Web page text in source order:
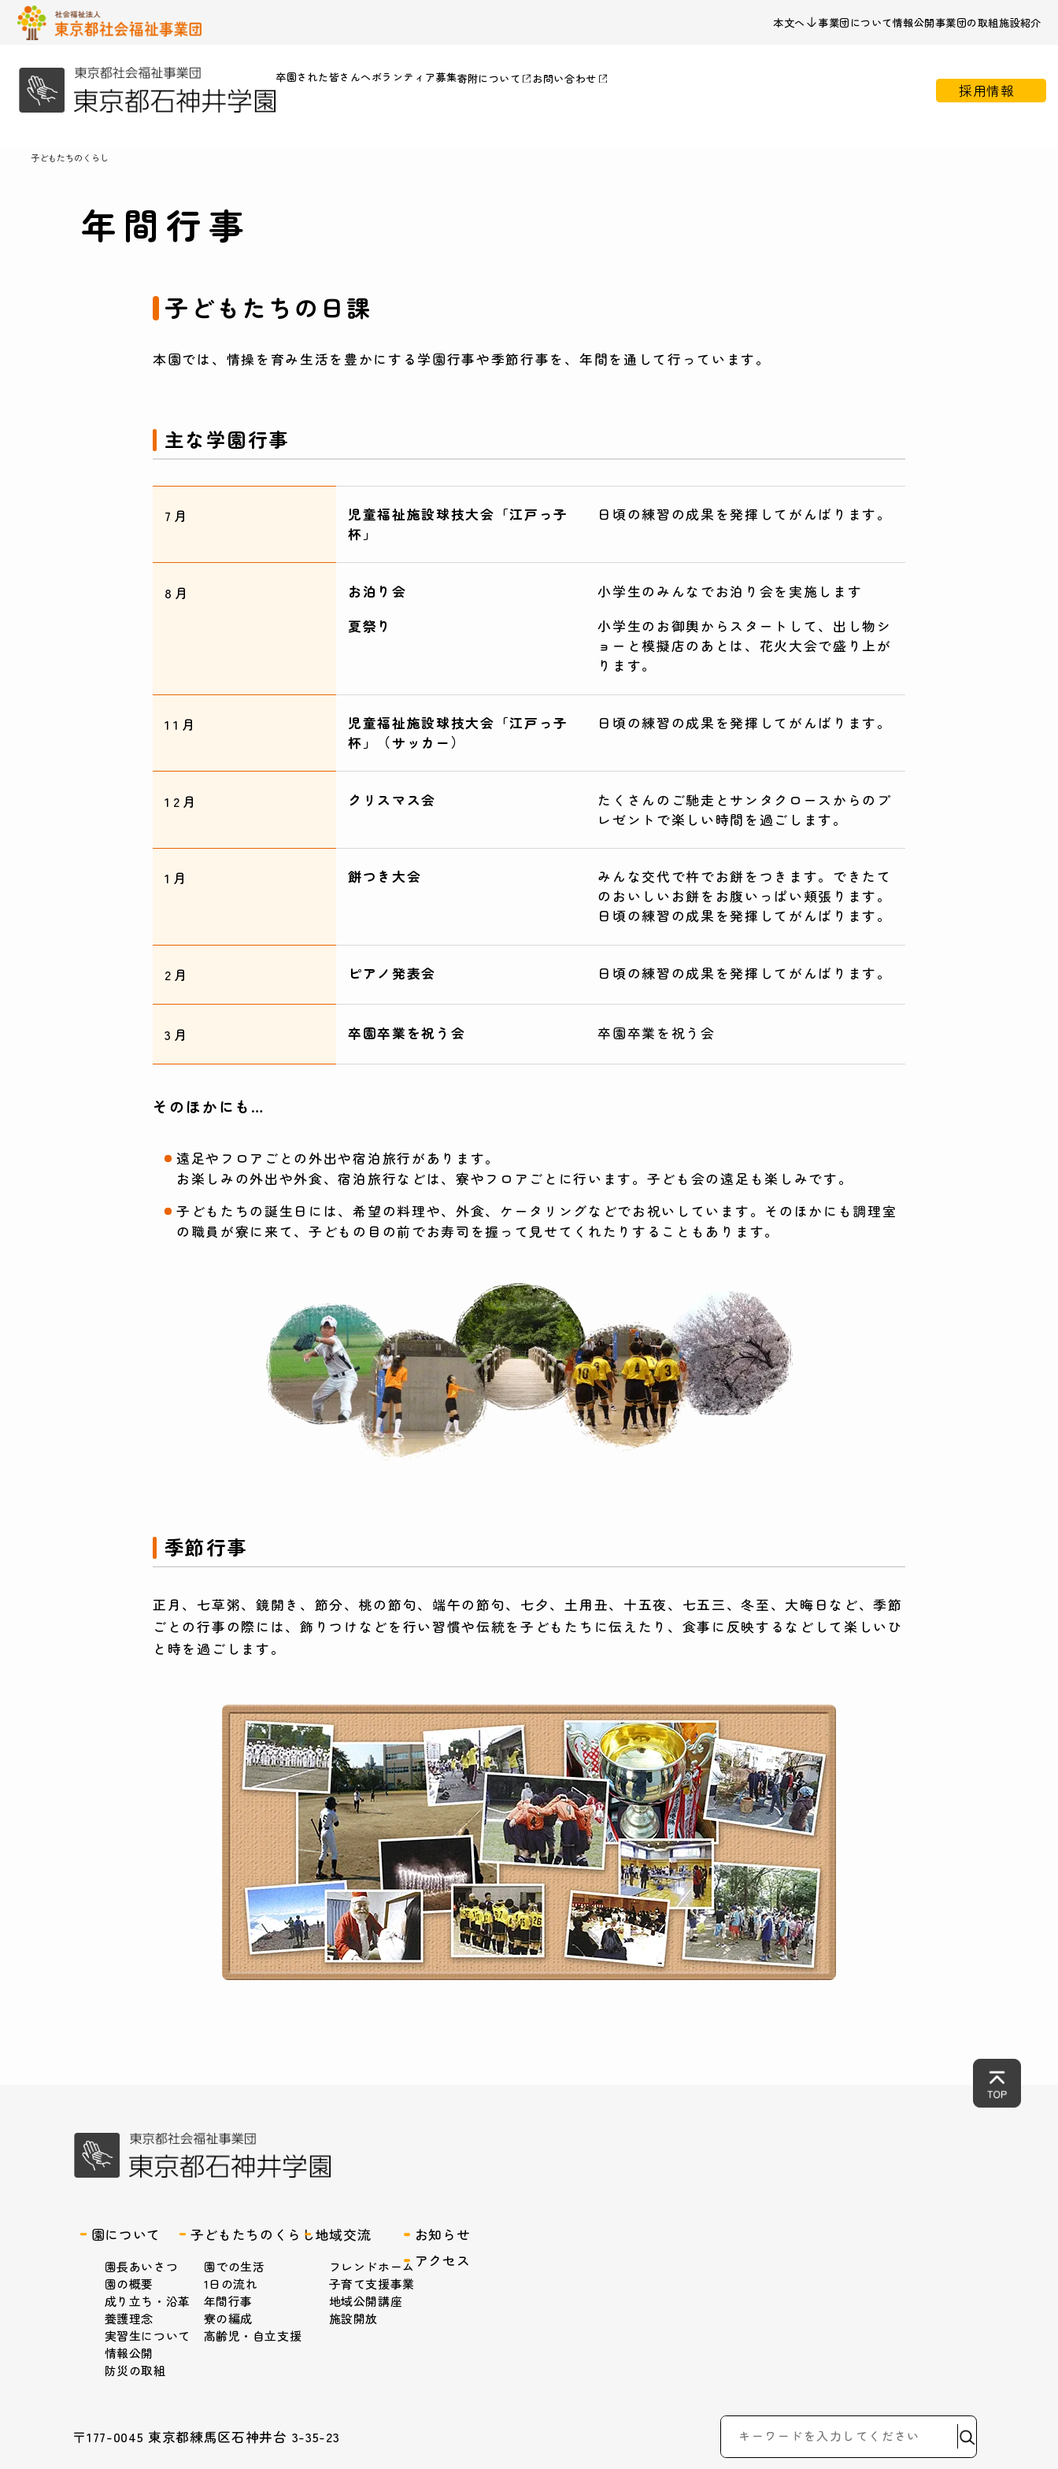
本文へ 事業団について情報公開事業団の取組施設紹介
卒園された皆さんへボランティア募集寄附について お問い合わせ
採用情報
子どもたちのくらし
年間行事
子どもたちの日課
本園では、情操を育み生活を豊かにする学園行事や季節行事を、年間を通して行っています。
主な学園行事
7月
児童福祉施設球技大会「江戸っ子
杯」
日頃の練習の成果を発揮してがんばります。
8月 お泊り会
小学生のみんなでお泊り会を実施します
夏祭り
小学生のお御輿からスタートして、出し物シ
ョーと模擬店のあとは、花火大会で盛り上が
ります。
11月
児童福祉施設球技大会「江戸っ子
杯」（サッカー）
日頃の練習の成果を発揮してがんばります。
12月 クリスマス会
たくさんのご馳走とサンタクロースからのプ
レゼントで楽しい時間を過ごします。
1月 餅つき大会
みんな交代で杵でお餅をつきます。できたて
のおいしいお餅をお腹いっぱい頬張ります。
日頃の練習の成果を発揮してがんばります。
2月 ピアノ発表会 日頃の練習の成果を発揮してがんばります。
3月 卒園卒業を祝う会 卒園卒業を祝う会
そのほかにも…
遠足やフロアごとの外出や宿泊旅行があります。
お楽しみの外出や外食、宿泊旅行などは、寮やフロアごとに行います。子ども会の遠足も楽しみです。
子どもたちの誕生日には、希望の料理や、外食、ケータリングなどでお祝いしています。そのほかにも調理室
の職員が寮に来て、子どもの目の前でお寿司を握って見せてくれたりすることもあります。
季節行事
正月、七草粥、鏡開き、節分、桃の節句、端午の節句、七夕、土用丑、十五夜、七五三、冬至、大晦日など、季節
ごとの行事の際には、飾りつけなどを行い習慣や伝統を子どもたちに伝えたり、食事に反映するなどして楽しいひ
と時を過ごします。
園について
園長あいさつ
園の概要
成り立ち・沿革
養護理念
実習生について
情報公開
防災の取組
子どもたちのくらし
園での生活
1日の流れ
年間行事
寮の編成
高齢児・自立支援
地域交流
フレンドホーム
子育て支援事業
地域公開講座
施設開放
お知らせ
アクセス
〒177-0045 東京都練馬区石神井台 3-35-23